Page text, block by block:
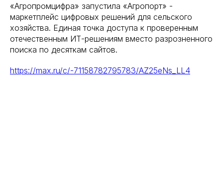
«Агропромцифра» запустила «Агропорт» -
маркетплейс цифровых решений для сельского
хозяйства. Единая точка доступа к проверенным
отечественным ИТ-решениям вместо разрозненного
поиска по десяткам сайтов.
https://max.ru/c/-71158782795783/AZ25eNs_LL4